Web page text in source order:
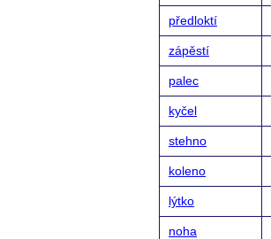
předloktí
zápěstí
palec
kyčel
stehno
koleno
lýtko
noha